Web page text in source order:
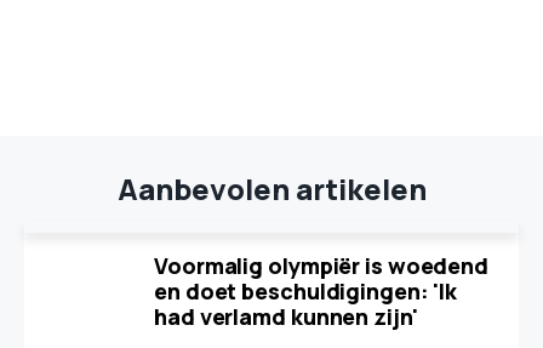
Aanbevolen artikelen
Voormalig olympiër is woedend
en doet beschuldigingen: 'Ik
had verlamd kunnen zijn'